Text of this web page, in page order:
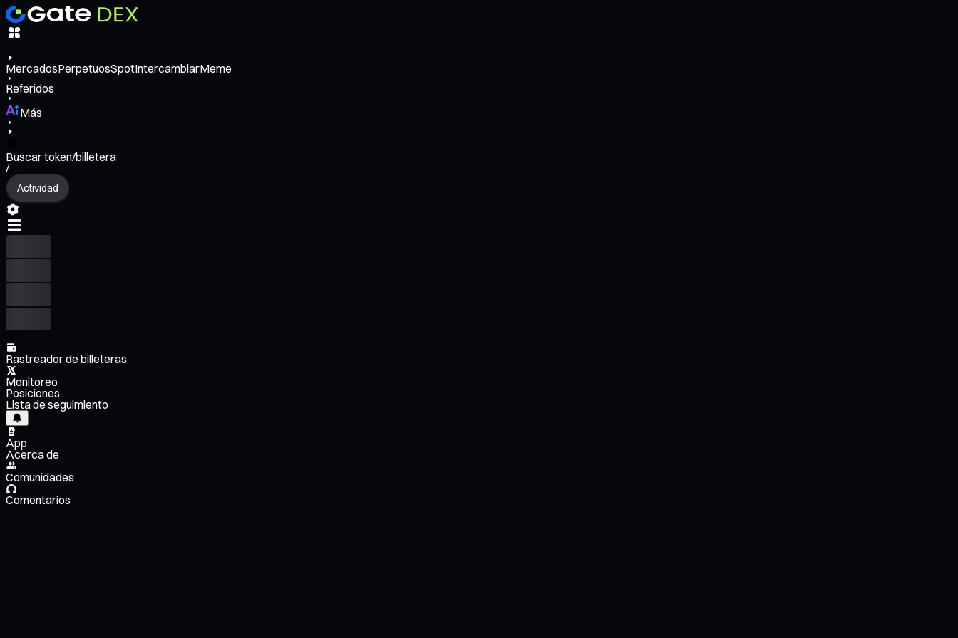
MercadosPerpetuosSpotIntercambiarMeme
Referidos
Más
Buscar token/billetera
/
Actividad
Rastreador de billeteras
Monitoreo
Posiciones
Lista de seguimiento
App
Acerca de
Comunidades
Comentarios